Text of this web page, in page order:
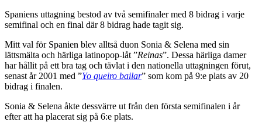
Spaniens uttagning bestod av två semifinaler med 8 bidrag i varje
semifinal och en final där 8 bidrag hade tagit sig.
Mitt val för Spanien blev alltså duon Sonia & Selena med sin
lättsmälta och härliga latinopop-låt ”Reinas”. Dessa härliga damer
har hållit på ett bra tag och tävlat i den nationella uttagningen förut,
senast år 2001 med ”Yo queiro bailar” som kom på 9:e plats av 20
bidrag i finalen.
Sonia & Selena åkte dessvärre ut från den första semifinalen i år
efter att ha placerat sig på 6:e plats.